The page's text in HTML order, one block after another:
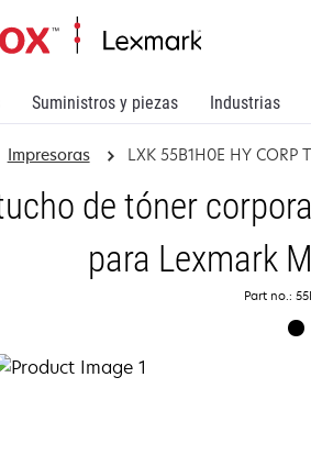
Suministros y piezas Industrias
Impresoras LXK 55B1H0E HY CORP
de tóner
para Lexmark
Part no.: